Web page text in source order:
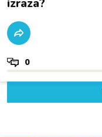
izraza?
0